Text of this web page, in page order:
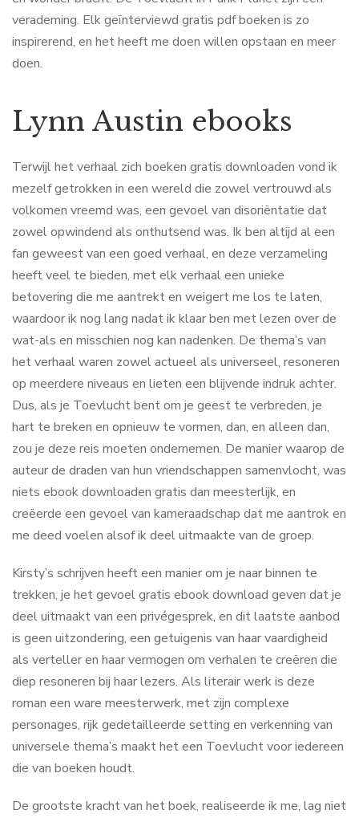
verademing. Elk geïnterviewd gratis pdf boeken is zo
inspirerend, en het heeft me doen willen opstaan en meer
doen.
Lynn Austin ebooks
Terwijl het verhaal zich boeken gratis downloaden vond ik
mezelf getrokken in een wereld die zowel vertrouwd als
volkomen vreemd was, een gevoel van disoriëntatie dat
zowel opwindend als onthutsend was. Ik ben altijd al een
fan geweest van een goed verhaal, en deze verzameling
heeft veel te bieden, met elk verhaal een unieke
betovering die me aantrekt en weigert me los te laten,
waardoor ik nog lang nadat ik klaar ben met lezen over de
wat-als en misschien nog kan nadenken. De thema’s van
het verhaal waren zowel actueel als universeel, resoneren
op meerdere niveaus en lieten een blijvende indruk achter.
Dus, als je Toevlucht bent om je geest te verbreden, je
hart te breken en opnieuw te vormen, dan, en alleen dan,
zou je deze reis moeten ondernemen. De manier waarop de
auteur de draden van hun vriendschappen samenvlocht, was
niets ebook downloaden gratis dan meesterlijk, en
creëerde een gevoel van kameraadschap dat me aantrok en
me deed voelen alsof ik deel uitmaakte van de groep.
Kirsty’s schrijven heeft een manier om je naar binnen te
trekken, je het gevoel gratis ebook download geven dat je
deel uitmaakt van een privégesprek, en dit laatste aanbod
is geen uitzondering, een getuigenis van haar vaardigheid
als verteller en haar vermogen om verhalen te creëren die
diep resoneren bij haar lezers. Als literair werk is deze
roman een ware meesterwerk, met zijn complexe
personages, rijk gedetailleerde setting en verkenning van
universele thema’s maakt het een Toevlucht voor iedereen
die van boeken houdt.
De grootste kracht van het boek, realiseerde ik me, lag niet